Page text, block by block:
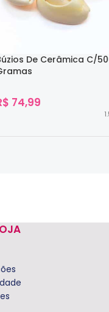
De Cerâmica C/
74,99